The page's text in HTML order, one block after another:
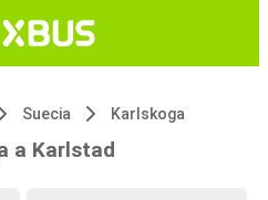
Suecia Karlskoga
a Karlstad